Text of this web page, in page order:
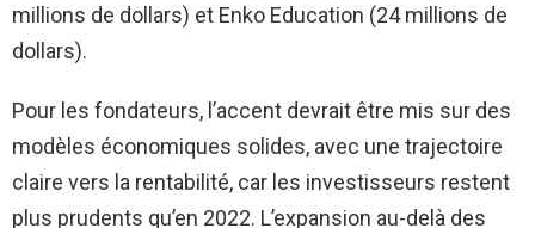
millions de dollars) et Enko Education (24 millions de
dollars).
Pour les fondateurs, l’accent devrait être mis sur des
modèles économiques solides, avec une trajectoire
claire vers la rentabilité, car les investisseurs restent
plus prudents qu’en 2022. L’expansion au-delà des